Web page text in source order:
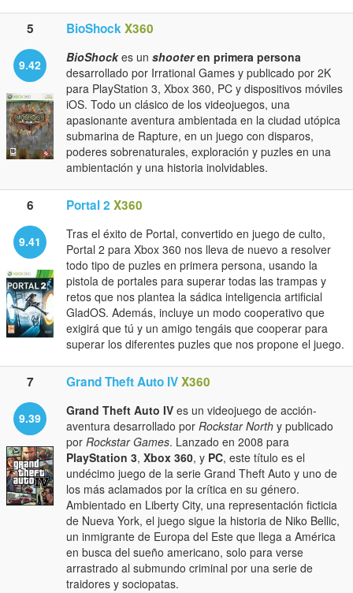
5 BioShockX360
9.42 BioShockes un shooteren primera persona
desarrollado por Irrational Games y publicado por 2K
para PlayStation 3, Xbox 360, PC y dispositivos móviles
iOS. Todo un clásico de los videojuegos, una
apasionante aventura ambientada en la ciudad utópica
submarina de Rapture, en un juego con disparos,
poderes sobrenaturales, exploración y puzles en una
ambientación y una historia inolvidables.
6 Portal 2 X360
9.41
Tras el éxito de Portal, convertido en juego de culto,
Portal 2 para Xbox 360 nos lleva de nuevo a resolver
todo tipo de puzles en primera persona, usando la
pistola de portales para superar todas las trampas y
retos que nos plantea la sádica inteligencia artificial
GladOS. Además, incluye un modo cooperativo que
exigirá que tú y un amigo tengáis que cooperar para
superar los diferentes puzles que nos propone el juego.
7 Grand Theft Auto IVX360
9.39 Grand Theft Auto IV es un videojuego de acción-
aventura desarrollado por Rockstar North y publicado
por Rockstar Games. Lanzado en 2008 para
PlayStation 3, Xbox 360, y PC, este título es el
undécimo juego de la serie Grand Theft Auto y uno de
los más aclamados por la crítica en su género.
Ambientado en Liberty City, una representación ficticia
de Nueva York, el juego sigue la historia de Niko Bellic,
un inmigrante de Europa del Este que llega a América
en busca del sueño americano, solo para verse
arrastrado al submundo criminal por una serie de
traidores y sociopatas.